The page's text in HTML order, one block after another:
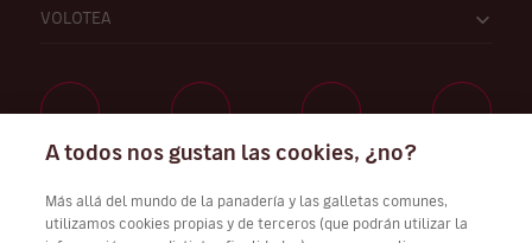
VOLOTEA
A todos nos gustan las cookies, ¿no?
Más allá del mundo de la panadería y las galletas comunes,
utilizamos cookies propias y de terceros (que podrán utilizar la